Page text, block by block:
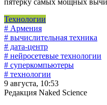
пятерку самых мощных
Технологии
# Армения
# вычислительная техника
# дата-центр
# нейросетевые технологии
# суперкомпьютеры
# технологии
9 августа, 10:53
Редакция Naked Science